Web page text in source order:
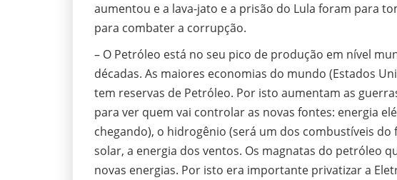
aumentou e a lava-jato e a prisão do Lula foram para
para combater a corrupção.
– O Petróleo está no seu pico de produção em nível
décadas. As maiores economias do mundo (Estados
tem reservas de Petróleo. Por isto aumentam as
para ver quem vai controlar as novas fontes: energia
chegando), o hidrogênio (será um dos combustíveis do
solar, a energia dos ventos. Os magnatas do petróleo
novas energias. Por isto era importante privatizar a